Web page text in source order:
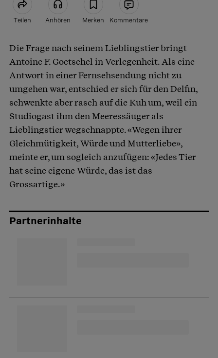
Teilen Anhören Merken Kommentare
Artikel teilen
Die Frage nach seinem Lieblingstier bringt
Antoine F. Goetschel in Verlegenheit. Als eine
Antwort in einer Fernsehsendung nicht zu
umgehen war, entschied er sich für den Delfin,
schwenkte aber rasch auf die Kuh um, weil ein
Studiogast ihm den Meeressäuger als
Lieblingstier wegschnappte. «Wegen ihrer
Gleichmütigkeit, Würde und Mutterliebe»,
meinte er, um sogleich anzufügen: «Jedes Tier
hat seine eigene Würde, das ist das
Grossartige.»
Partnerinhalte